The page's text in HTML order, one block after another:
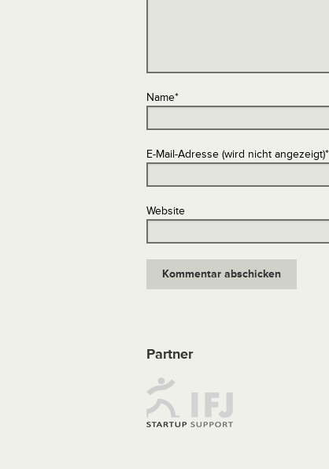
Name*
E-Mail-Adresse (wird nicht angezeigt)*
Website
Partner